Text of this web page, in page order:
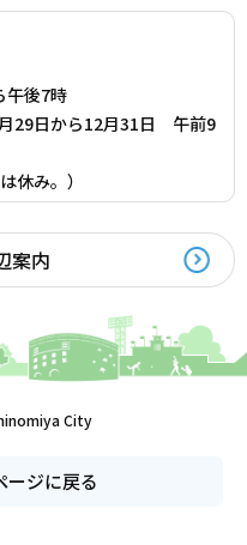
後7時
29日から12月31日 午前9
休み。）
案内
City
ージに戻る